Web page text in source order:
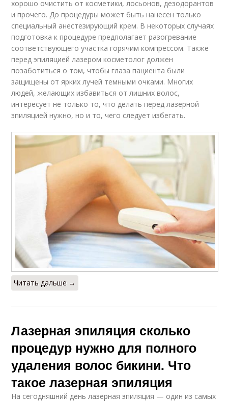
хорошо очистить от косметики, лосьонов, дезодорантов
и прочего. До процедуры может быть нанесен только
специальный анестезирующий крем. В некоторых случаях
подготовка к процедуре предполагает разогревание
соответствующего участка горячим компрессом. Также
перед эпиляцией лазером косметолог должен
позаботиться о том, чтобы глаза пациента были
защищены от ярких лучей темными очками. Многих
людей, желающих избавиться от лишних волос,
интересует не только то, что делать перед лазерной
эпиляцией нужно, но и то, чего следует избегать.
Читать дальше →
Лазерная эпиляция сколько
процедур нужно для полного
удаления волос бикини. Что
такое лазерная эпиляция
На сегодняшний день лазерная эпиляция — один из самых